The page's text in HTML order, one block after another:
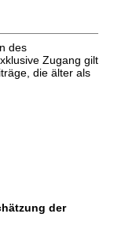
des
Zugang gilt
die älter als
der